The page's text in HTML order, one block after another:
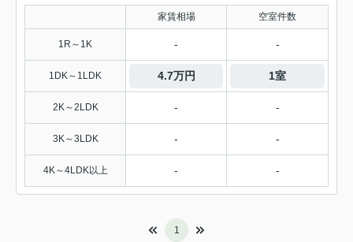
家賃相場 空室件数
1R～1K - -
1DK～1LDK 4.7万円 1室
2K～2LDK - -
3K～3LDK - -
4K～4LDK以上 - -
1